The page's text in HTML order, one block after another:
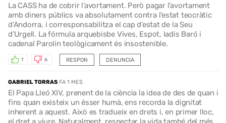
La CASS ha de cobrir l’avortament. Però pagar l’avortament
amb diners públics va absolutament contra l’estat teocràtic
d’Andorra, i corresponsabilitza el cap d’estat de la Seu
d’Urgell. La fórmula arquebisbe Vives, Espot, ladis Baró i
cadenal Parolin teològicament és insostenible.
RESPON
1 6 DENUNCIA
GABRIEL TORRAS FA 1 MES
El Papa Lleó XIV, prenent de la ciència la idea de des de quan i
fins quan existeix un ésser humà, ens recorda la dignitat
inherent a aquest. Això es tradueix en drets i, en primer lloc,